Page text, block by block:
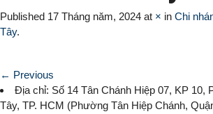
Published 17 Tháng năm, 2024 at × in Chi
Tây.
← Previous
Địa chỉ: Số 14 Tân Chánh Hiệp 07, KP 10,
Tây, TP. HCM (Phường Tân Hiệp Chánh,